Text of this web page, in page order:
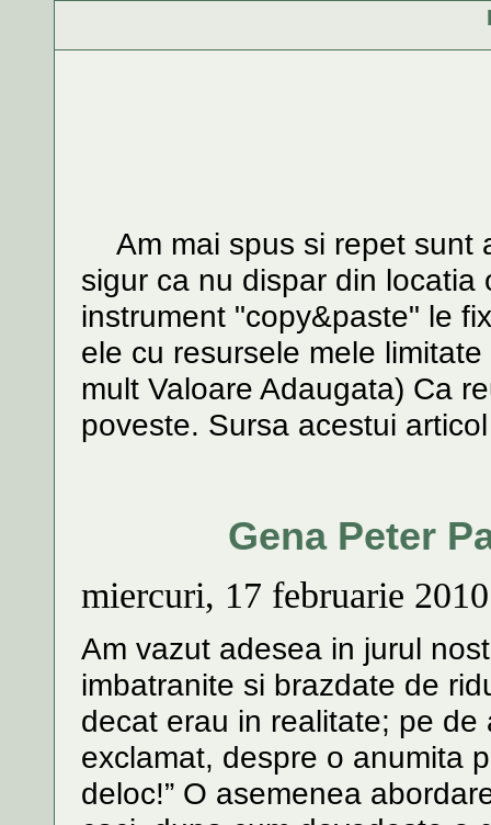
Am mai spus si repet sunt
sigur ca nu dispar din
instrument "copy&paste" le
ele cu resursele mele
mult Valoare Adaugata) Ca
poveste. Sursa acestui
Gena Peter
miercuri, 17 februarie 2010
Am vazut adesea in jurul
imbatranite si brazdate de
decat erau in realitate; pe
exclamat, despre o anumita
deloc!” O asemenea